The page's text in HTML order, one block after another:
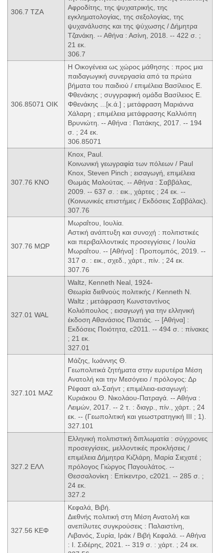
306.7 ΤΖΑ
Αφροδίτης, της ψυχιατρικής, της
εγκληματολογίας, της σεξολογίας, της
ψυχανάλυσης και της ψύχωσης / Δήμητρα
Τζανάκη. -- Αθήνα : Ασίνη, 2018. -- 422 σ. ;
21 εκ.
306.7
306.85071 ΟΙΚ
Η Οικογένεια ως χώρος μάθησης : προς μια
παιδαγωγική συνεργασία από τα πρώτα
βήματα του παιδιού / επιμέλεια Βασίλειος Ε.
Φθενάκης ; συγγραφική ομάδα Βασίλειος Ε.
Φθενάκης ...[κ.ά.] ; μετάφραση Μαριάννα
Χάλαρη ; επιμέλεια μετάφρασης Καλλιόπη
Βρυνιώτη. -- Αθήνα : Πατάκης, 2017. -- 194
σ. ; 24 εκ.
306.85071
307.76 KNO
Knox, Paul.
Κοινωνική γεωγραφία των πόλεων / Paul
Knox, Steven Pinch ; εισαγωγή, επιμέλεια
Θωμάς Μαλούτας. -- Αθήνα : Σαββάλας,
2009. -- 637 σ. : εικ., χάρτες ; 24 εκ. --
(Κοινωνικές επιστήμες / Εκδόσεις Σαββάλας).
307.76
307.76 ΜΩΡ
Μωραΐτου, Ιουλία.
Αστική ανάπτυξη και συνοχή : πολιτιστικές
και περιβαλλοντικές προσεγγίσεις / Ιουλία
Μωραΐτου. -- [Αθήνα] : Προπομπός, 2019. --
317 σ. : εικ., σχεδ., χάρτ., πίν. ; 24 εκ.
307.76
327.01 WAL
Waltz, Kenneth Neal, 1924-
Θεωρία διεθνούς πολιτικής / Kenneth N.
Waltz ; μετάφραση Κωνσταντίνος
Κολιόπουλος ; εισαγωγή για την ελληνική
έκδοση Αθανάσιος Πλατιάς. -- [Αθήνα] :
Εκδόσεις Ποιότητα, c2011. -- 494 σ. : πίνακες
; 21 εκ.
327.01
327.101 ΜΑΖ
Μάζης, Ιωάννης Θ.
Γεωπολιτικά ζητήματα στην ευρυτέρα Μέση
Ανατολή και την Μεσόγειο / πρόλογος: Δρ
Ρέφαατ αλ-Σαήντ ; επιμέλεια-εισαγωγή:
Κυριάκου Θ. Νικολάου-Πατραγά. -- Αθήνα :
Λειμών, 2017. -- 2 τ. : διαγρ., πίν., χάρτ. ; 24
εκ. -- (Γεωπολιτική και γεωστρατηγική ΙΙΙ ; 1).
327.101
327.2 ΕΛΛ
Ελληνική πολιτιστική διπλωματία : σύγχρονες
προσεγγίσεις, μελλοντικές προκλήσεις /
επιμέλεια Δήμητρα Κιζλάρη, Μαρία Σιεχατέ ;
πρόλογος Γιώργος Παγουλάτος. --
Θεσσαλονίκη : Επίκεντρο, c2021. -- 285 σ. ;
24 εκ.
327.2
327.56 ΚΕΦ
Κεφαλά, Βιβή.
Διεθνής πολιτική στη Μέση Ανατολή και
ανεπίλυτες συγκρούσεις : Παλαιστίνη,
Λιβανός, Συρία, Ιράκ / Βιβή Κεφαλά. -- Αθήνα
: Ι. Σιδέρης, 2021. -- 319 σ. : χάρτ. ; 24 εκ.